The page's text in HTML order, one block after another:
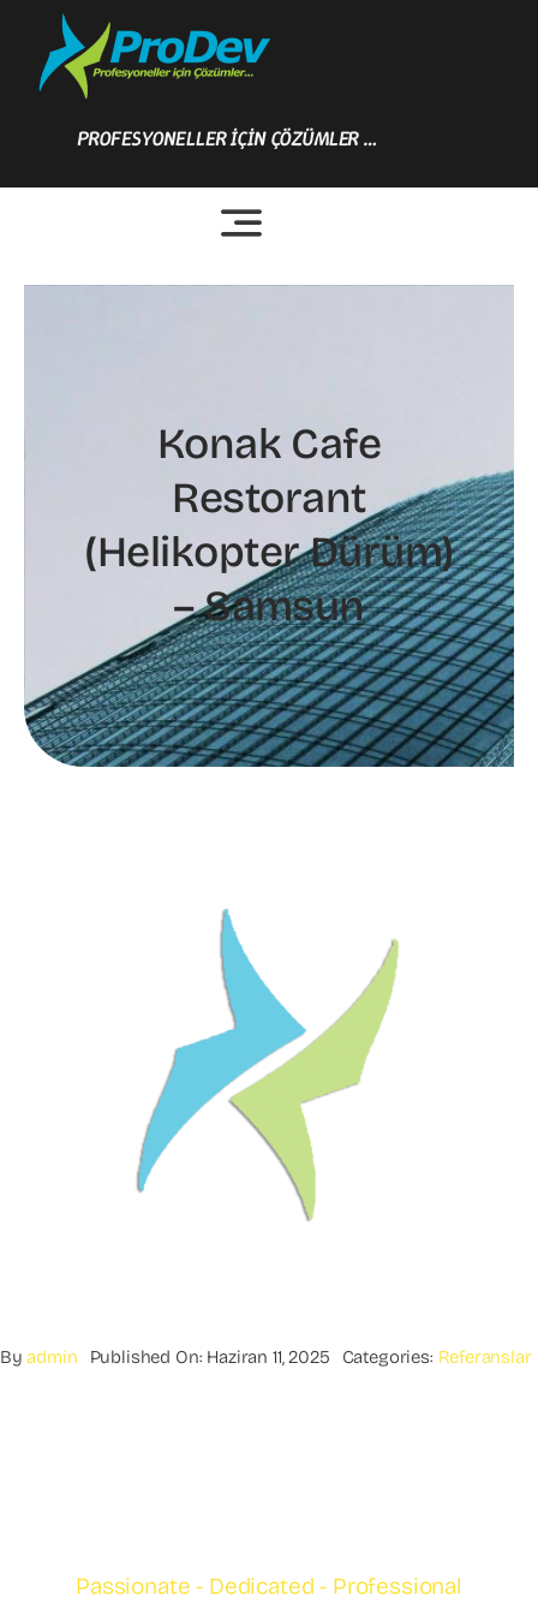
content
PROFESYONELLER İÇİN ÇÖZÜMLER …
Konak Cafe
Restorant
(Helikopter Dürüm)
– Samsun
Byadmin Published On: Haziran 11, 2025 Categories: Referanslar
Passionate - Dedicated - Professional